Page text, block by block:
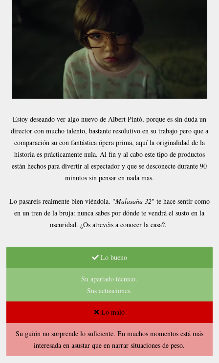
Estoy deseando ver algo nuevo de Albert Pintó, porque es sin duda un
director con mucho talento, bastante resolutivo en su trabajo pero que a
comparación su con fantástica ópera prima, aquí la originalidad de la
historia es prácticamente nula. Al fin y al cabo este tipo de productos
están hechos para divertir al espectador y que se desconecte durante 90
minutos sin pensar en nada mas.
Lo pasareis realmente bien viéndola. "Malasaña 32" te hace sentir como
en un tren de la bruja: nunca sabes por dónde te vendrá el susto en la
oscuridad. ¿Os atrevéis a conocer la casa?.
Lo bueno
Su apartado técnico.
Sus actuaciones.
Lo malo
Su guión no sorprende lo suficiente. En muchos momentos está más
interesada en asustar que en narrar situaciones de peso.